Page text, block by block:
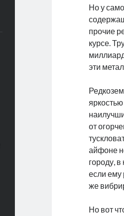
Но у
прочие
курсе.
эти
от
айфоне
городу,
если ему
же
Но вот